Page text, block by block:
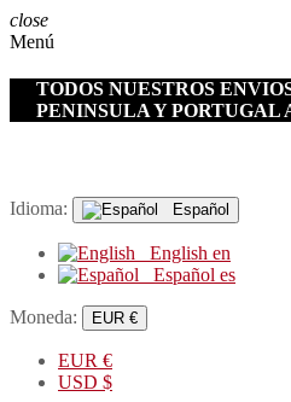
close
Menú
TODOS NUESTROS
PENINSULA Y PORTUGAL
Idioma: Español
English en
Español es
Moneda: EUR €
EUR €
USD $